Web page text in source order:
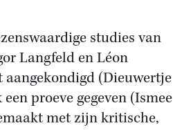
studies van
Langfeld en Léon
aangekondigd (Dieuwertje
proeve gegeven (Ismee
met zijn kritische,